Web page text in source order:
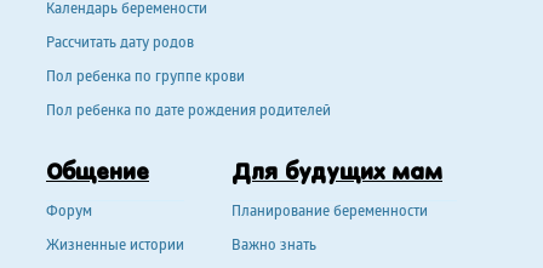
Календарь беремености
Рассчитать дату родов
Пол ребенка по группе крови
Пол ребенка по дате рождения родителей
Общение
Форум
Жизненные истории
Для будущих мам
Планирование беременности
Важно знать